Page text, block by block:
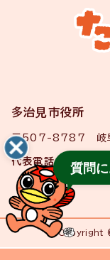
多治見市役所
〒507-8787 岐阜
代表電話 0572-
Copyright
質問